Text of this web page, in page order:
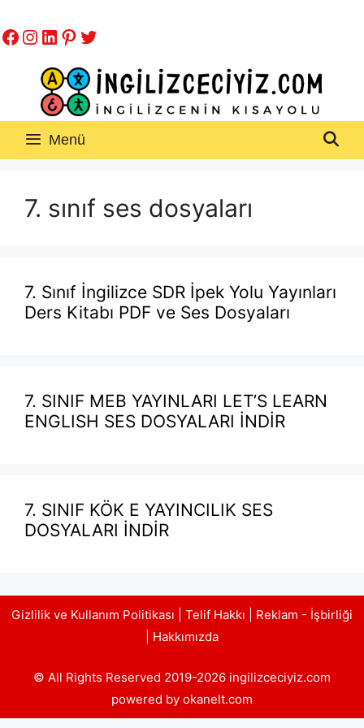
atla
Facebook
Instagram
LinkedIn
Pinterest
Twitter
Menü
7. sınıf ses dosyaları
7. Sınıf İngilizce SDR İpek Yolu Yayınları
Ders Kitabı PDF ve Ses Dosyaları
7. SINIF MEB YAYINLARI LET’S LEARN
ENGLISH SES DOSYALARI İNDİR
7. SINIF KÖK E YAYINCILIK SES
DOSYALARI İNDİR
Gizlilik ve Kullanım Politikası Telif Hakkı
Reklam - İşbirliği
Hakkımızda
© All Rights Reserved 2019-2026 ingilizceciyiz.com
powered by okanelt.com